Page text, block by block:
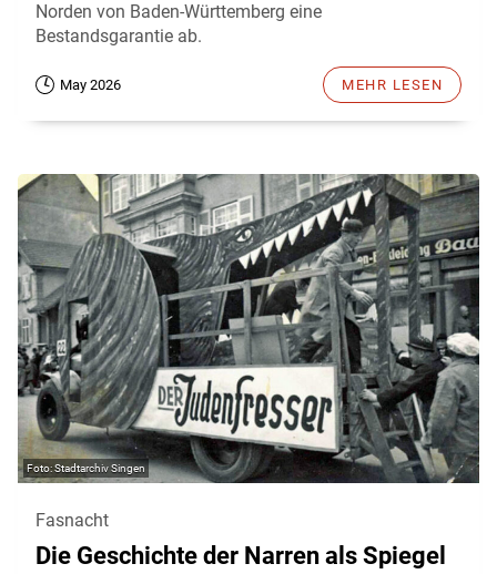
Norden von Baden-Württemberg eine
Bestandsgarantie ab.
May 2026 MEHR LESEN
Stadtarchiv Singen
Fasnacht
Die Geschichte der Narren als Spiegel